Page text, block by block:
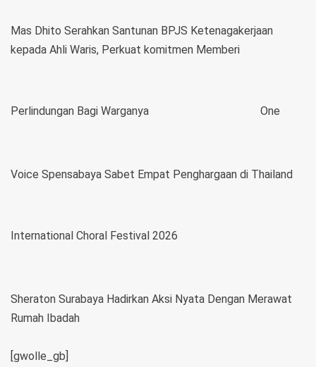
Mas Dhito Serahkan Santunan BPJS Ketenagakerjaan
kepada Ahli Waris, Perkuat komitmen Memberi
Perlindungan Bagi Warganya One
Voice Spensabaya Sabet Empat Penghargaan di Thailand
International Choral Festival 2026
Sheraton Surabaya Hadirkan Aksi Nyata Dengan Merawat
Rumah Ibadah
[gwolle_gb]